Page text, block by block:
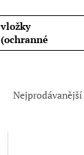
vložky
(ochranné
límce)
Nejprodávanější